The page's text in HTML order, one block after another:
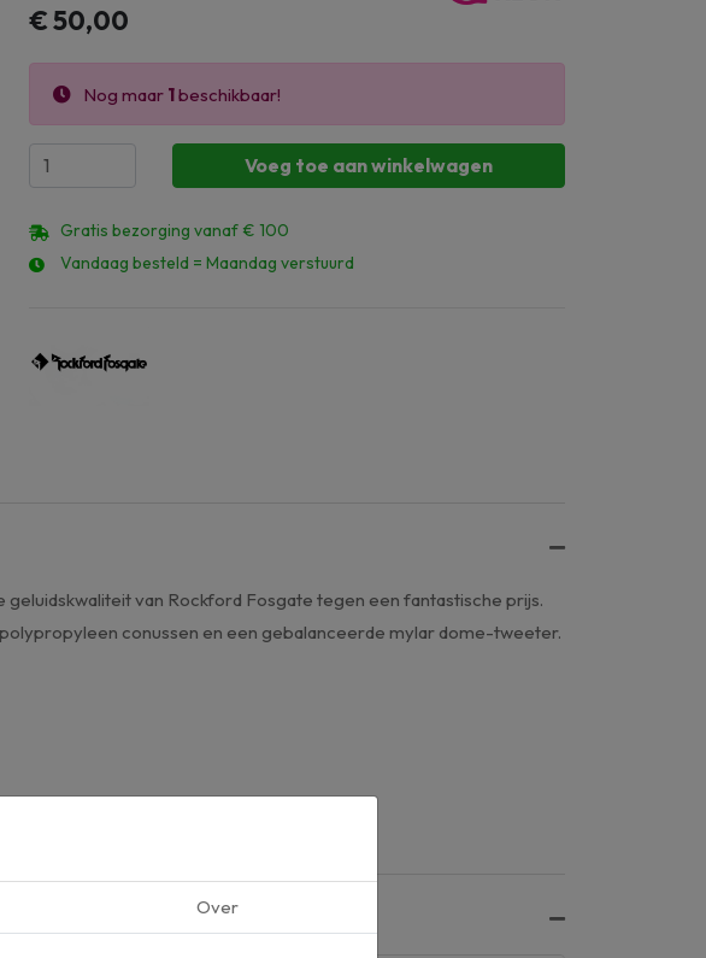
€ 50,00
Nog maar 1beschikbaar!
Voeg toe aan winkelwagen
Gratis bezorging vanaf € 100
Vandaag besteld = Maandag verstuurd
van Rockford Fosgate tegen een fantastische prijs.
conussen en een gebalanceerde mylar dome-tweeter.
Over